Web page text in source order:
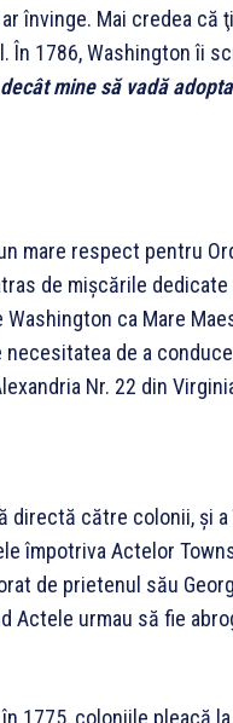
învinge. Mai credea că
1786, Washington îi
mine să vadă
mare respect pentru
de mişcările
ca Mare
de a
Nr. 22 din
directă către colonii, şi
împotriva Actelor
de prietenul său
urmau să fie
1775, coloniile pleacă